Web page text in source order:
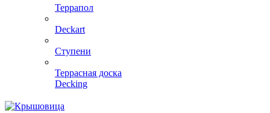
Террапол
Deckart
Ступени
Террасная доска
Decking